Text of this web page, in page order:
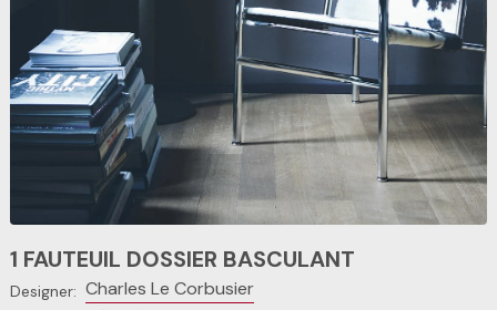
1 FAUTEUIL DOSSIER BASCULANT
Designer: Charles Le Corbusier